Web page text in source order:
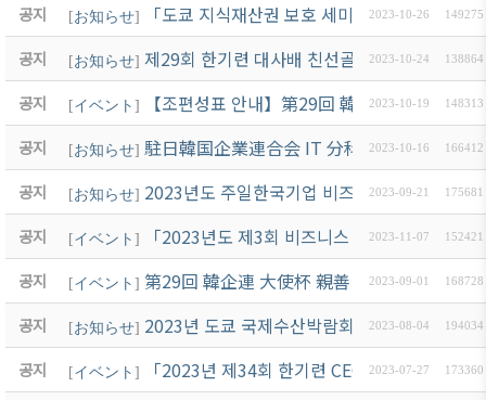
공지 [お知らせ] 「도쿄 지식재산권 보호 세미나 2023 」개최
2023-10-26 149275
공지 [お知らせ] 제29회 한기련 대사배 친선골프대회 성황리에
2023-10-24 138864
공지 [イベント] 【조편성표 안내】第29回 韓企連 大使杯
2023-10-19 148313
공지 [お知らせ] 駐日韓国企業連合会 IT 分科委員会 開催案
2023-10-16 166412
공지 [お知らせ] 2023년도 주일한국기업 비즈니스 애로조사
2023-09-21 175681
공지 [イベント] 「2023년도 제3회 비즈니스 일본어 세미나」
2023-11-07 152421
공지 [イベント] 第29回 韓企連 大使杯 親善 GOLF大会 開催
2023-09-01 168728
공지 [お知らせ] 2023년 도쿄 국제수산박람회 [제25회 재팬 인
2023-08-04 194034
공지 [イベント] 「2023년 제34회 한기련 CEO 포럼」開催
2023-07-27 173360